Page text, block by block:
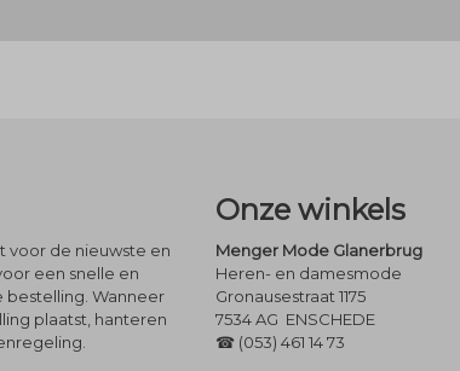
voor de nieuwste en
een snelle en
Wanneer
plaatst, hanteren
Onze winkels
Menger Mode Glanerbrug
Heren- en damesmode
Gronausestraat 1175
7534 AG ENSCHEDE
☎ (053) 461 14 73